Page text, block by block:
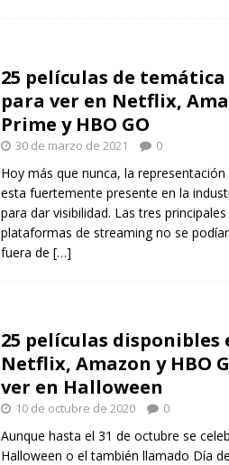
25 películas de temática
para ver en Netflix,
Prime y HBO GO
30 de marzo de 2021 0
Hoy más que nunca, la representación
esta fuertemente presente en la
para dar visibilidad. Las tres principales
plataformas de streaming no se
fuera de […]
25 películas disponibles
Netflix, Amazon y HBO
ver en Halloween
10 de octubre de 2020 0
Aunque hasta el 31 de octubre se
Halloween o el también llamado Día